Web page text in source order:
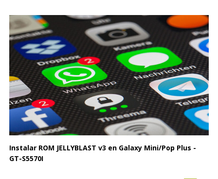
Instalar ROM JELLYBLAST v3 en Galaxy Mini/Pop Plus -
GT-S5570I